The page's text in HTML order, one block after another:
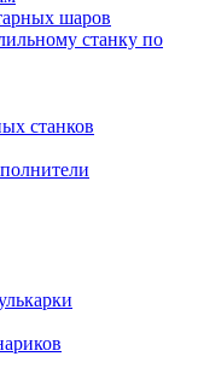
шаров
станку по
станков